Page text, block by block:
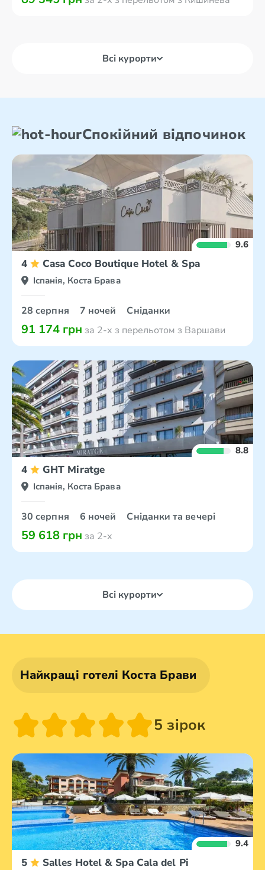
Всі курорти
Спокійний відпочинок
9.6
4 Casa Coco Boutique Hotel & Spa
Іспанія, Коста Брава
28 серпня 7 ночей Сніданки
91 174 грн за 2-х з перельотом з Варшави
8.8
4 GHT Miratge
Іспанія, Коста Брава
30 серпня 6 ночей Сніданки та вечері
59 618 грн за 2-х
Всі курорти
Найкращі готелі Коста Брави
5 зірок
9.4
5 Salles Hotel & Spa Cala del Pi